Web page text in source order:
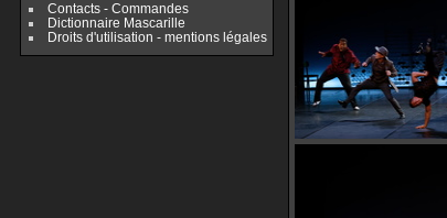
Contacts - Commandes
Dictionnaire Mascarille
Droits d'utilisation - mentions légales